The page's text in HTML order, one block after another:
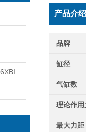
产品介绍
品牌
缸径
气缸数
理论作用
最大力距